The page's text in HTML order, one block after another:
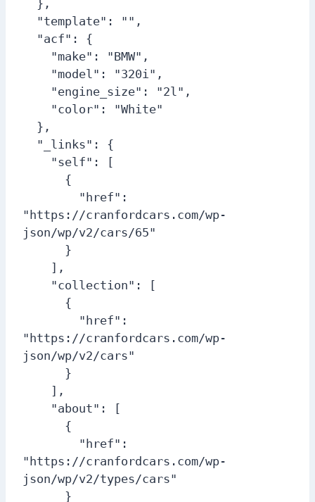
"https://cranfordcars.com/wp-
json/wp/v2/cars/65"
"https://cranfordcars.com/wp-
json/wp/v2/cars"
"https://cranfordcars.com/wp-
json/wp/v2/types/cars"